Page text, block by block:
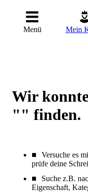
Menü Mein
Wir
"" finden.
Versuche es
prüfe deine
Suche z.B.
Eigenschaft,